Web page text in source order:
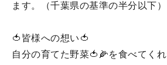
ます。（千葉県の基準の半分以下）
🍅皆様への想い🍅
自分の育てた野菜🍅🌽を食べてく